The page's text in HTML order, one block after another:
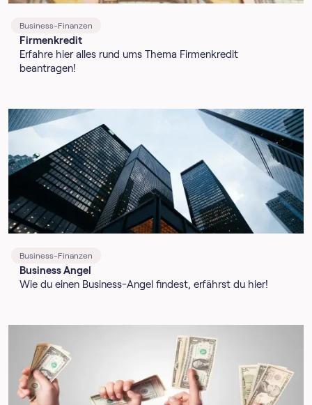
Business-Finanzen
Firmenkredit
Erfahre hier alles rund ums Thema Firmenkredit
beantragen!
Business-Finanzen
Business Angel
Wie du einen Business-Angel findest, erfährst du hier!